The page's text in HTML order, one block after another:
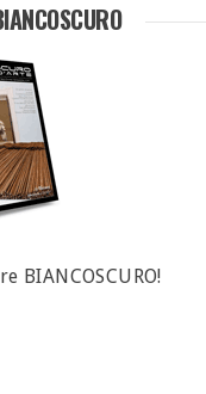
BIANCOSCURO!